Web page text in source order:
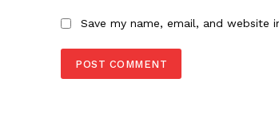
Save my name, email, and